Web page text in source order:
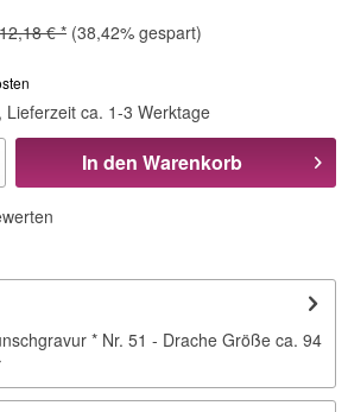
12,18 € * (38,42% gespart)
ca. 1-3 Werktage
In den Warenkorb
* Nr. 51 - Drache Größe ca. 94